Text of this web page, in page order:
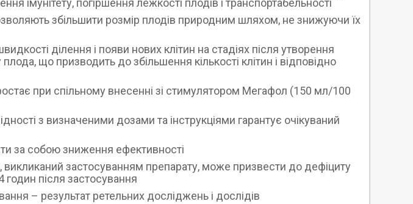
імунітету, погіршення лежкості плодів і транспортабельності
збільшити розмір плодів природним шляхом, не знижуючи їх
ділення і появи нових клітин на стадіях після утворення
що призводить до збільшення кількості клітин і відповідно
при спільному внесенні зі стимулятором Мегафол (150 мл/100
з визначеними дозами та інструкціями гарантує очікуваний
за собою зниження ефективності
застосуванням препарату, може призвести до дефіциту
годин після застосування
– результат ретельних досліджень і дослідів